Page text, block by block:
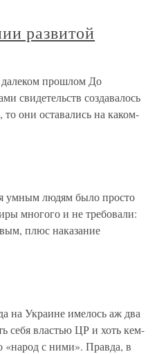
развитой
далеком прошлом До
свидетельств создавалось
они оставались на каком-
умным людям было просто
многого и не требовали:
плюс наказание
на Украине имелось аж два
себя властью ЦР и хоть кем-
с ними». Правда, в